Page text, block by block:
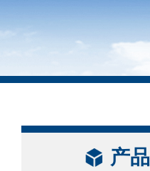
产